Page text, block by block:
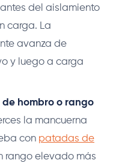
del aislamiento
carga. La
avanza de
y luego a carga
hombro o rango
la mancuerna
con patadas de
rango elevado más